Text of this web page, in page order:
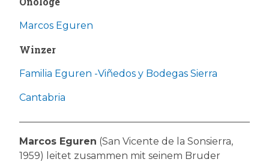
Marcos Eguren
Winzer
Familia Eguren -Viñedos y Bodegas Sierra
Cantabria
Marcos Eguren (San Vicente de la Sonsierra,
1959) leitet zusammen mit seinem Bruder